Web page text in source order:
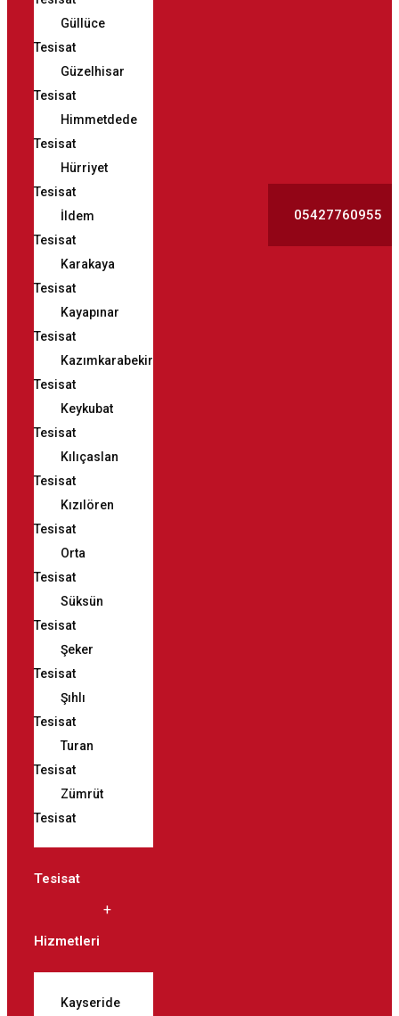
Güllüce
Tesisat
Güzelhisar
Tesisat
Himmetdede
Tesisat
Hürriyet
Tesisat
İldem
Tesisat
Karakaya
Tesisat
Kayapınar
Tesisat
Kazımkarabekir
Tesisat
Keykubat
Tesisat
Kılıçaslan
Tesisat
Kızılören
Tesisat
Orta
Tesisat
Süksün
Tesisat
Şeker
Tesisat
Şıhlı
Tesisat
Turan
Tesisat
Zümrüt
Tesisat
Tesisat
Hizmetleri
Kayseride
05427760955